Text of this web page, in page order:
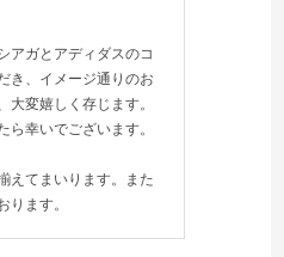
アガとアディダスのコ
き、イメージ通りのお
大変嬉しく存じます。
ら幸いでございます。
えてまいります。また
ります。